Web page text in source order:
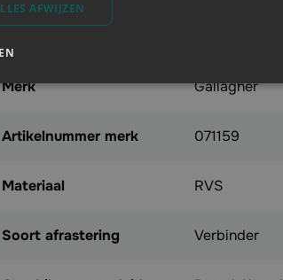
Merk Gallagher
Artikelnummer merk 071159
Materiaal RVS
Soort afrastering Verbinder
AFWIJZEN